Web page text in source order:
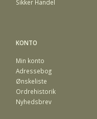
Sikker Handel
KONTO
Min konto
Adressebog
Ønskeliste
Ordrehistorik
Nyhedsbrev